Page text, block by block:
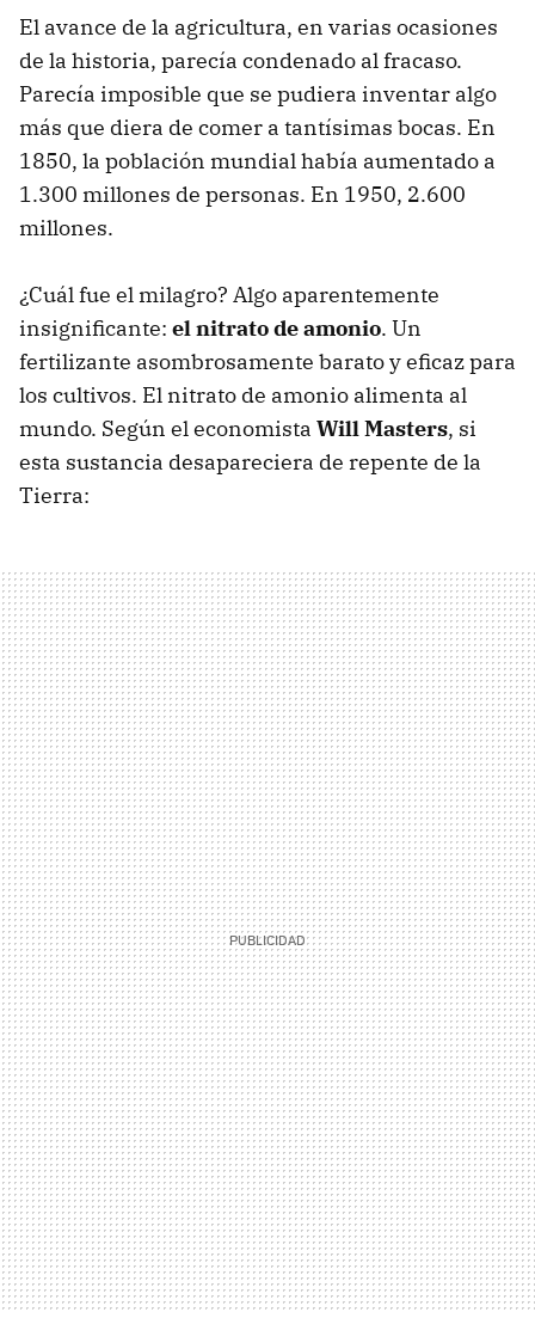
El avance de la agricultura, en varias ocasiones
de la historia, parecía condenado al fracaso.
Parecía imposible que se pudiera inventar algo
más que diera de comer a tantísimas bocas. En
1850, la población mundial había aumentado a
1.300 millones de personas. En 1950, 2.600
millones.
¿Cuál fue el milagro? Algo aparentemente
insignificante: el nitrato de amonio. Un
fertilizante asombrosamente barato y eficaz para
los cultivos. El nitrato de amonio alimenta al
mundo. Según el economista Will Masters, si
esta sustancia desapareciera de repente de la
Tierra: